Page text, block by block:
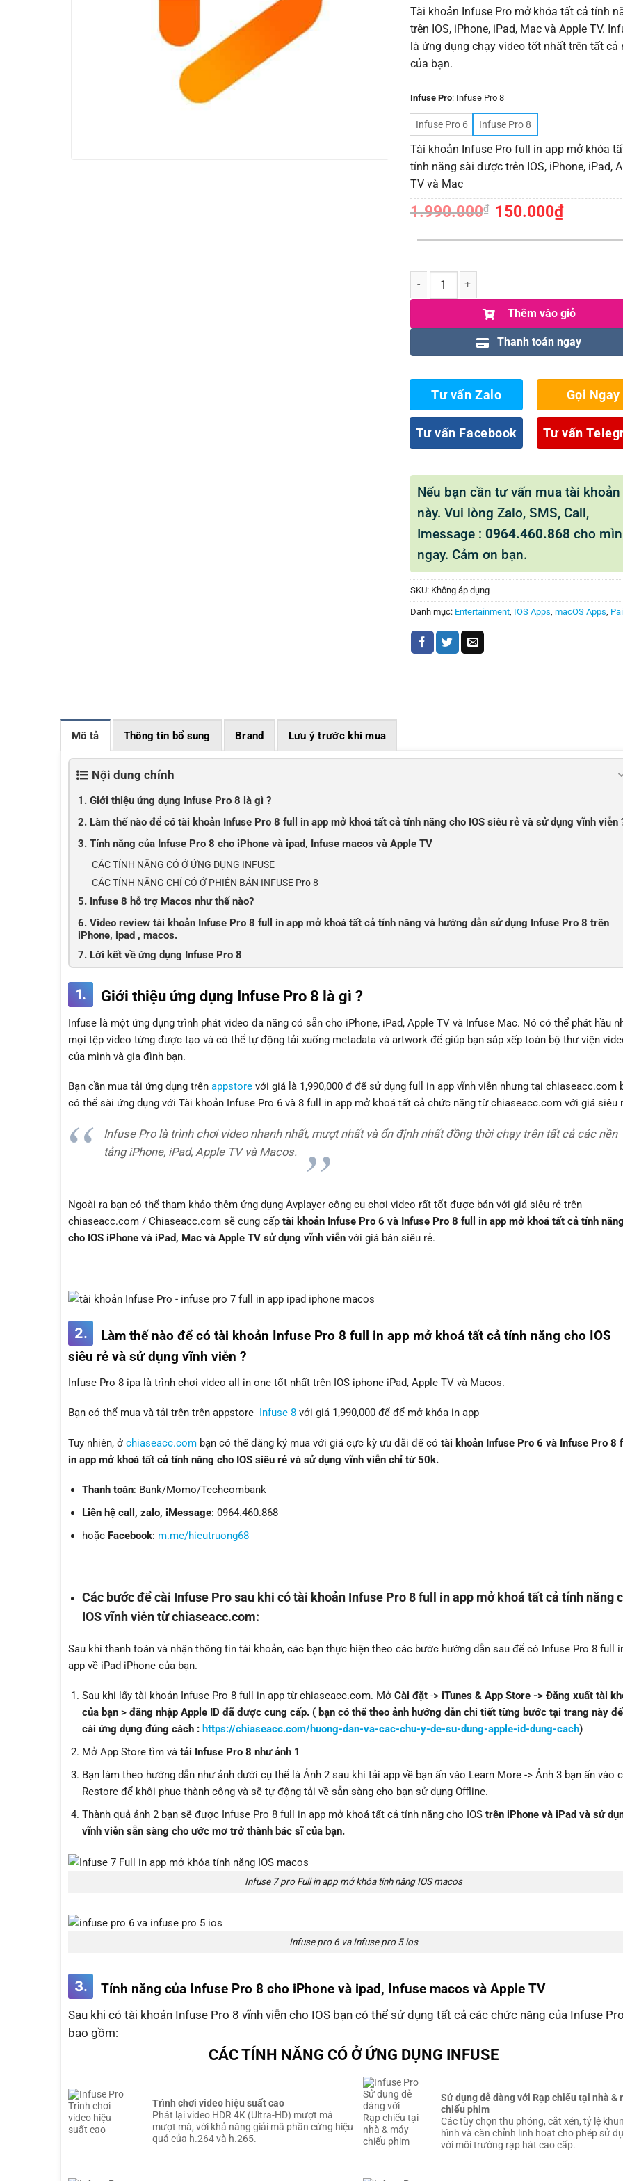
Tài khoản Infuse Pro mở khóa tất cả tính
trên IOS, iPhone, iPad, Mac và Apple TV.
là ứng dụng chạy video tốt nhất trên tất cả
của bạn.
Infuse Pro: Infuse Pro 8
Infuse Pro 6 Infuse Pro 8
Tài khoản Infuse Pro full in app mở khóa
tính năng sài được trên IOS, iPhone, iPad,
TV và Mac
1.990.000₫
Giá
gốc
1.990.000₫.
150.000₫Giá
là:
Thêm vào giỏ
Thanh toán ngay
Tư vấn Zalo
Tư vấn Facebook
Gọi Ngay
Tư vấn
Nếu bạn cần tư vấn mua tài khoản
này. Vui lòng Zalo, SMS, Call,
Imessage : 0964.460.868 cho
ngay. Cảm ơn bạn.
SKU: Không áp dụng
Danh mục: Entertainment, IOS Apps macOS Apps
Mô tả Thông tin bổ sung Brand Lưu ý trước khi mua
Nội dung chính
1. Giới thiệu ứng dụng Infuse Pro 8 là gì ?
2. Làm thế nào để có tài khoản Infuse Pro 8 full in app mở khoá tất cả tính năng cho IOS siêu rẻ và sử dụng vĩnh viễn
3. Tính năng của Infuse Pro 8 cho iPhone và ipad, Infuse macos và Apple TV
CÁC TÍNH NĂNG CÓ Ở ỨNG DỤNG INFUSE
CÁC TÍNH NĂNG CHỈ CÓ Ở PHIÊN BẢN INFUSE Pro 8
5. Infuse 8 hỗ trợ Macos như thế nào?
6. Video review tài khoản Infuse Pro 8 full in app mở khoá tất cả tính năng và hướng dẫn sử dụng Infuse Pro 8 trên
iPhone, ipad , macos.
7. Lời kết về ứng dụng Infuse Pro 8
1. Giới thiệu ứng dụng Infuse Pro 8 là gì ?
Infuse là một ứng dụng trình phát video đa năng có sẵn cho iPhone, iPad, Apple TV và Infuse Mac. Nó có thể phát hầu
mọi tệp video từng được tạo và có thể tự động tải xuống metadata và artwork để giúp bạn sắp xếp toàn bộ thư viện
của mình và gia đình bạn.
Bạn cần mua tải ứng dụng trên appstore với giá là 1,990,000 đ để sử dụng full in app vĩnh viễn nhưng tại chiaseacc.com
có thể sài ứng dụng với Tài khoản Infuse Pro 6 và 8 full in app mở khoá tất cả chức năng từ chiaseacc.com với giá siêu
Infuse Pro là trình chơi video nhanh nhất, mượt nhất và ổn định nhất đồng thời chạy trên tất cả các nền
tảng iPhone, iPad, Apple TV và Macos.
Ngoài ra bạn có thể tham khảo thêm ứng dụng Avplayer công cụ chơi video rất tổt được bán với giá siêu rẻ trên
chiaseacc.com / Chiaseacc.com sẽ cung cấp tài khoản Infuse Pro 6 và Infuse Pro 8 full in app mở khoá tất cả tính năng
cho IOS iPhone và iPad, Mac và Apple TV sử dụng vĩnh viễn với giá bán siêu rẻ.
2.
Làm thế nào để có tài khoản Infuse Pro 8 full in app mở khoá tất cả tính năng cho IOS
siêu rẻ và sử dụng vĩnh viễn ?
Infuse Pro 8 ipa là trình chơi video all in one tốt nhất trên IOS iphone iPad, Apple TV và Macos.
Bạn có thể mua và tải trên trên appstore Infuse 8 với giá 1,990,000 để để mở khóa in app
Tuy nhiên, ở chiaseacc.com bạn có thể đăng ký mua với giá cực kỳ ưu đãi để có tài khoản Infuse Pro 6 và Infuse Pro 8
in app mở khoá tất cả tính năng cho IOS siêu rẻ và sử dụng vĩnh viễn chỉ từ 50k.
Thanh toán: Bank/Momo/Techcombank
Liên hệ call, zalo, iMessage: 0964.460.868
hoặc Facebook: m.me/hieutruong68
Các bước để cài Infuse Pro sau khi có tài khoản Infuse Pro 8 full in app mở khoá tất cả tính năng
IOS vĩnh viễn từ chiaseacc.com:
Sau khi thanh toán và nhận thông tin tài khoản, các bạn thực hiện theo các bước hướng dẫn sau để có Infuse Pro 8 full
app về iPad iPhone của bạn.
Sau khi lấy tài khoản Infuse Pro 8 full in app từ chiaseacc.com. Mở Cài đặt-> iTunes & App Store -> Đăng xuất tài
của bạn > đăng nhập Apple ID đã được cung cấp. ( bạn có thể theo ảnh hướng dẫn chi tiết từng bước tại trang này để
cài ứng dụng đúng cách : https://chiaseacc.com/huong-dan-va-cac-chu-y-de-su-dung-apple-id-dung-cach)
Mở App Store tìm và tải Infuse Pro 8 như ảnh 1
Bạn làm theo hướng dẫn như ảnh dưới cụ thể là Ảnh 2 sau khi tải app về bạn ấn vào Learn More -> Ảnh 3 bạn ấn vào
Restore để khôi phục thành công và sẽ tự động tải về sẵn sàng cho bạn sử dụng Offline.
Thành quả ảnh 2 bạn sẽ được Infuse Pro 8 full in app mở khoá tất cả tính năng cho IOStrên iPhone và iPad và sử
vĩnh viễn sẵn sàng cho ước mơ trở thành bác sĩ của bạn.
Infuse 7 pro Full in app mở khóa tính năng IOS macos
Infuse pro 6 va Infuse pro 5 ios
3. Tính năng của Infuse Pro 8 cho iPhone và ipad, Infuse macos và Apple TV
Sau khi có tài khoản Infuse Pro 8 vĩnh viễn cho IOS bạn có thể sử dụng tất cả các chức năng của Infuse Pro
bao gồm:
CÁC TÍNH NĂNG CÓ Ở ỨNG DỤNG INFUSE
Trình chơi video hiệu suất cao
Phát lại video HDR 4K (Ultra-HD) mượt mà
mượt mà, với khả năng giải mã phần cứng hiệu
quả của h.264 và h.265.
Sử dụng dễ dàng với Rạp chiếu tại nhà &
chiếu phim
Các tùy chọn thu phóng, cắt xén, tỷ lệ
hình và căn chỉnh linh hoạt cho phép sử
với môi trường rạp hát cao cấp.